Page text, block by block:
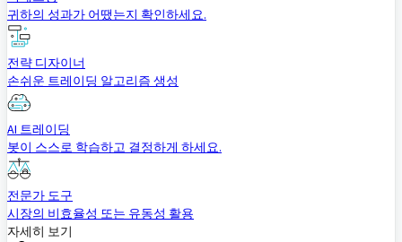
귀하의 성과가 어땠는지 확인하세요.
전략 디자이너
손쉬운 트레이딩 알고리즘 생성
AI 트레이딩
봇이 스스로 학습하고 결정하게 하세요.
전문가 도구
시장의 비효율성 또는 유동성 활용
자세히 보기